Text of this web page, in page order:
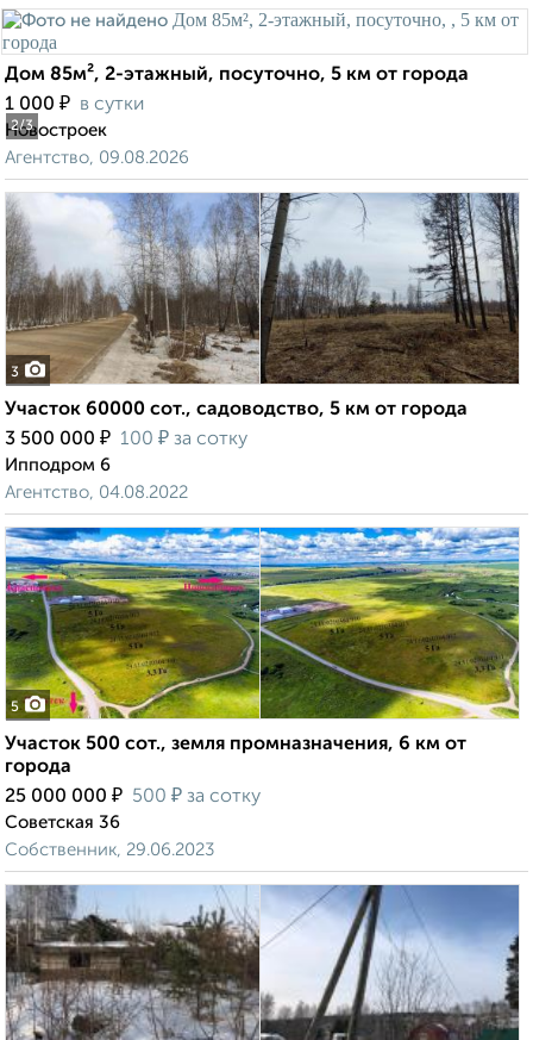
2/3
Дом 85м², 2-этажный, посуточно, 5 км от города
1 000 ₽ в сутки
Новостроек
Агентство, 09.08.2026
3
Участок 60000 сот., садоводство, 5 км от города
3 500 000 ₽ 100 ₽ за сотку
Ипподром 6
Агентство, 04.08.2022
5
Участок 500 сот., земля промназначения, 6 км от
города
25 000 000 ₽ 500 ₽ за сотку
Советская 36
Собственник, 29.06.2023